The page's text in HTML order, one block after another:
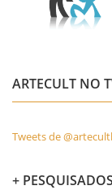
ARTECULT NO
Tweets de
+ PESQUISADOS